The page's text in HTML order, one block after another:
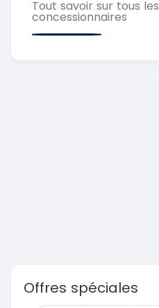
Tout savoir sur tous les
concessionnaires
Offres spéciales